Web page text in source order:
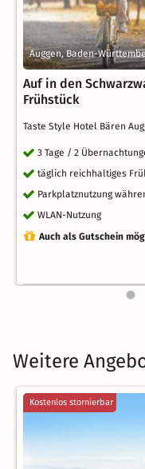
Auggen, Baden-
Auf in den
Frühstück
Taste Style Hotel Bären
3 Tage / 2
täglich reichhaltiges
Parkplatznutzung
WLAN-Nutzung
Auch als Gutschein
Weitere
Kostenlos stornierbar